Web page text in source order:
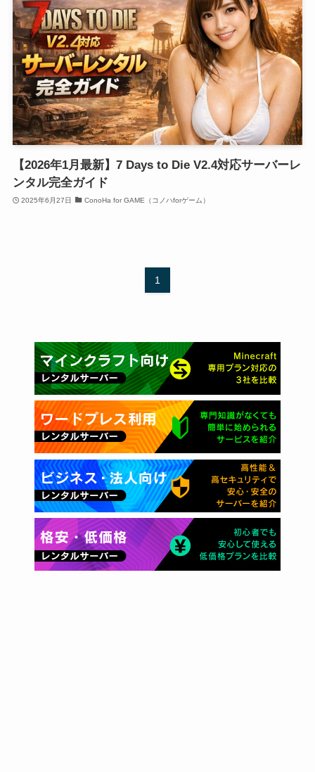
【2026年1月最新】7 Days to Die V2.4対応サーバーレ
ンタル完全ガイド
2025年6月27日 ConoHa for GAME（コノハforゲーム）
1